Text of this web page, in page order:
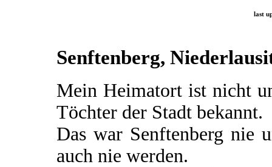
last
Senftenberg,
Mein Heimatort ist nicht
Töchter der Stadt bekannt.
Das war Senftenberg nie
auch nie werden.